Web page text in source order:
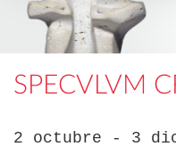
SPECVLVM
2 octubre - 3